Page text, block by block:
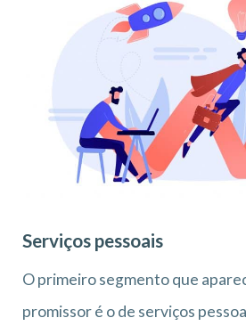
Serviços pessoais
O primeiro segmento que
promissor é o de serviços